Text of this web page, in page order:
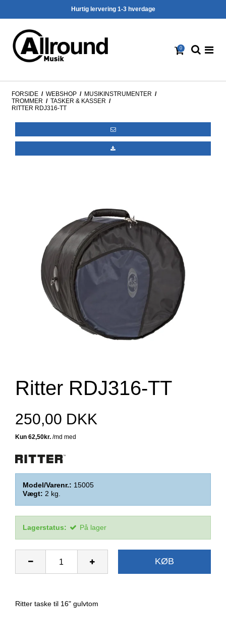
Hurtig lervering 1-3 hverdage
0
FORSIDE / WEBSHOP / MUSIKINSTRUMENTER /
TROMMER / TASKER & KASSER /
RITTER RDJ316-TT
Ritter RDJ316-TT
250,00 DKK
Model/Varenr.: 15005
Vægt: 2 kg.
Lagerstatus: På lager
KØB
Ritter taske til 16" gulvtom